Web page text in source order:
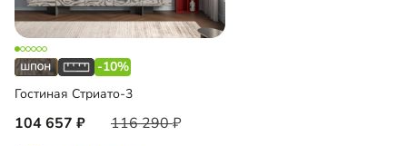
-10%
Гостиная Стриато-3
104 657 116 290